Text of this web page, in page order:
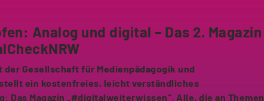
Analog und digital – Das 2. Magazin
der Gesellschaft für Medienpädagogik und
ein kostenfreies, leicht verständliches
Das Magazin „#digitalweiterwissen“. Alle, die an Themen